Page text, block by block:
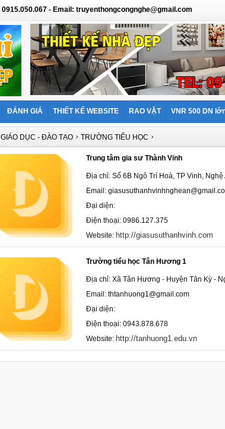
- Email: truyenthongcongnghe@gmail.com
ĐÁNH GIÁ THIẾT KẾ WEBSITE RAO VẶT VNR 500 DN
GIÁO DỤC - ĐÀO TẠO› TRƯỜNG TIỂU HỌC ›
Trung tâm gia sư Thành Vinh
Địa chỉ: Số 6B Ngô Trí Hoà, TP Vinh, Nghệ
Email:
Đại diện:
Điện thoại: 0986.127.375
Website: http://giasusuthanhvinh.com
Trường tiểu học Tân Hương 1
Địa chỉ: Xã Tân Hương - Huyện Tân Kỳ -
Email: thtanhuong1@gmail.com
Đại diện:
Điện thoại: 0943.878.678
Website: http://tanhuong1.edu.vn